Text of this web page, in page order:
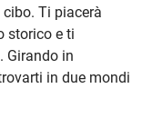
cibo. Ti piacerà
storico e ti
Girando in
in due mondi